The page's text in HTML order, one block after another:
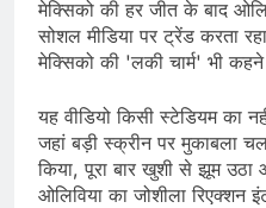
मेक्सिको की हर जीत के बाद
सोशल मीडिया पर ट्रेंड करता
मेक्सिको की 'लकी चार्म' भी
यह वीडियो किसी स्टेडियम का
जहां बड़ी स्क्रीन पर मुकाबला
किया, पूरा बार खुशी से झूम
ओलिविया का जोशीला रिएक्शन